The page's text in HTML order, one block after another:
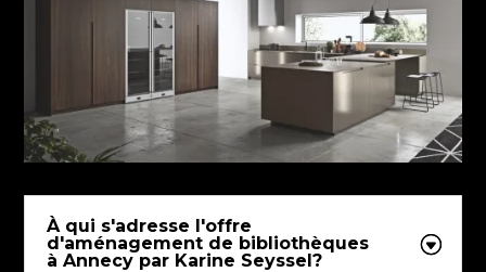
À qui s'adresse l'offre
d'aménagement de bibliothèques
à Annecy par Karine Seyssel?